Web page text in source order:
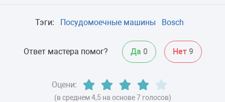
Тэги: Посудомоечные машины Bosch
Ответ мастера помог? Да 0 Нет 9
Оцени:
(в среднем 4,5 на основе 7 голосов)